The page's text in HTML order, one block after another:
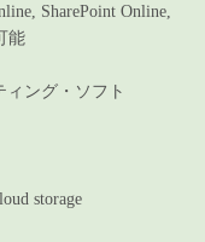
SharePoint Online,
能
ング・ソフト
storage